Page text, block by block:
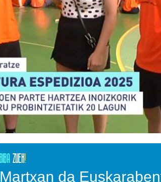
Martxan da